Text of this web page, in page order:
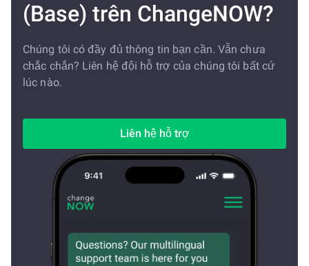
(Base) trên ChangeNOW?
Chúng tôi có đầy đủ thông tin bạn cần. Vẫn chưa
chắc chắn? Liên hệ đội hỗ trợ của chúng tôi bất cứ
lúc nào.
Liên hệ hỗ trợ